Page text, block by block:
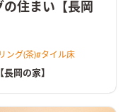
住まい【長岡
ング(茶)#タイル床
岡の家】